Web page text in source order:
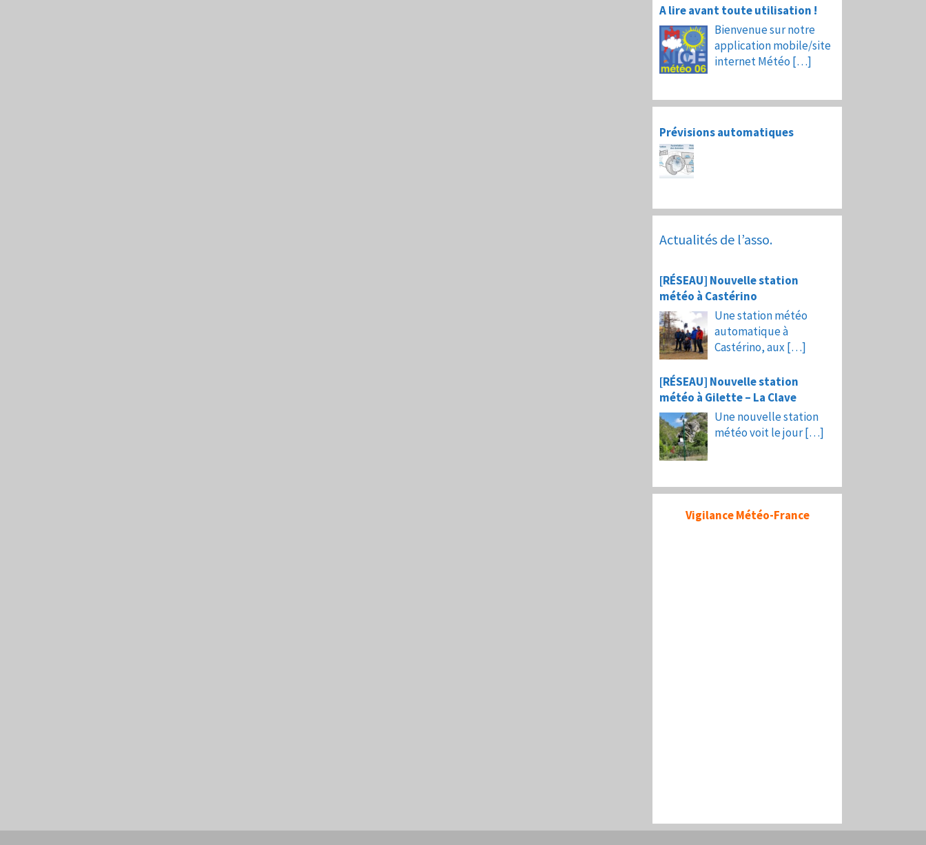
A lire avant toute utilisation !
Bienvenue sur notre
application mobile/site
internet Météo […]
Prévisions automatiques
Actualités de l’asso.
[RÉSEAU] Nouvelle station
météo à Castérino
Une station météo
automatique à
Castérino, aux […]
[RÉSEAU] Nouvelle station
météo à Gilette – La Clave
Une nouvelle station
météo voit le jour[…]
Vigilance Météo-France